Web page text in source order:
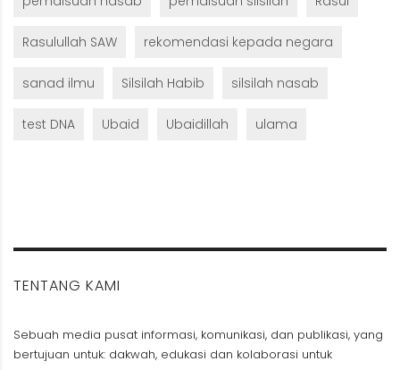
Rasulullah SAW rekomendasi kepada negara
sanad ilmu Silsilah Habib silsilah nasab
test DNA Ubaid Ubaidillah ulama
TENTANG KAMI
Sebuah media pusat informasi, komunikasi, dan publikasi, yang
bertujuan untuk: dakwah, edukasi dan kolaborasi untuk